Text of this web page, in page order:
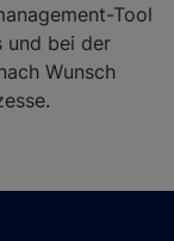
Tool
und bei der
Wunsch